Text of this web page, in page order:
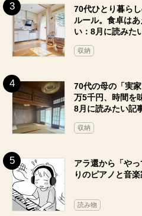
70代ひとり暮ら
ルール。食卓は
い：8月に読みた
収納
70代の母の「実
万5千円、時間を
8月に読みたい記
収納
アラ還から「や
りのピアノと音
読み物